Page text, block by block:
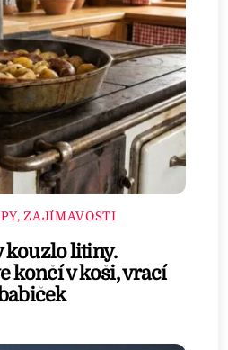
ZAJÍMAVOSTI
kouzlo litiny.
končí v koši, vrací